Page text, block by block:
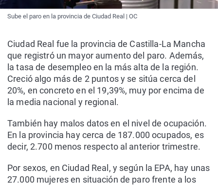
Sube el paro en la provincia de Ciudad Real | OC
Ciudad Real fue la provincia de Castilla-La Mancha
que registró un mayor aumento del paro. Además,
la tasa de desempleo en la más alta de la región.
Creció algo más de 2 puntos y se sitúa cerca del
20%, en concreto en el 19,39%, muy por encima de
la media nacional y regional.
También hay malos datos en el nivel de ocupación.
En la provincia hay cerca de 187.000 ocupados, es
decir, 2.700 menos respecto al anterior trimestre.
Por sexos, en Ciudad Real, y según la EPA, hay unas
27.000 mujeres en situación de paro frente a los